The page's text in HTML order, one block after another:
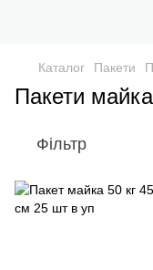
Каталог Пакети
Пакети майка
Фільтр